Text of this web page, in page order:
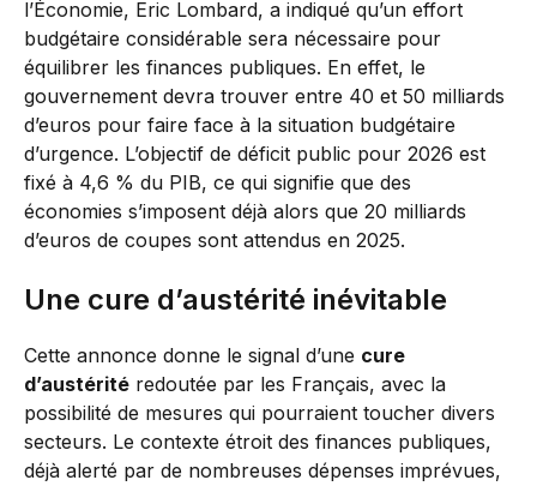
l’Économie, Eric Lombard, a indiqué qu’un effort
budgétaire considérable sera nécessaire pour
équilibrer les finances publiques. En effet, le
gouvernement devra trouver entre 40 et 50 milliards
d’euros pour faire face à la situation budgétaire
d’urgence. L’objectif de déficit public pour 2026 est
fixé à 4,6 % du PIB, ce qui signifie que des
économies s’imposent déjà alors que 20 milliards
d’euros de coupes sont attendus en 2025.
Une cure d’austérité inévitable
Cette annonce donne le signal d’une cure
d’austérité redoutée par les Français, avec la
possibilité de mesures qui pourraient toucher divers
secteurs. Le contexte étroit des finances publiques,
déjà alerté par de nombreuses dépenses imprévues,